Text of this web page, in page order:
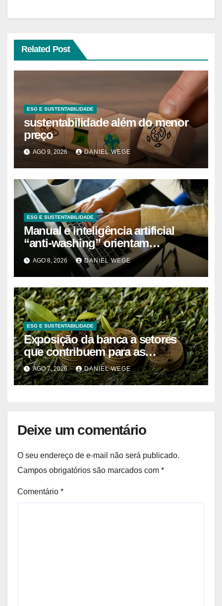
Related Post
ESG E SUSTENTABILIDADE
sustentabilidade além do menor
preço
AGO 9, 2026 DANIEL WEGE
ESG E SUSTENTABILIDADE
Manual e inteligência artificial
“anti-washing” orientam
empresas
AGO 8, 2026 DANIEL WEGE
ESG E SUSTENTABILIDADE
Exposição da banca a setores
que contribuem para as
alterações climáticas mantém-se
nos 62%
AGO 7, 2026 DANIEL WEGE
Deixe um comentário
O seu endereço de e-mail não será publicado.
Campos obrigatórios são marcados com *
Comentário *